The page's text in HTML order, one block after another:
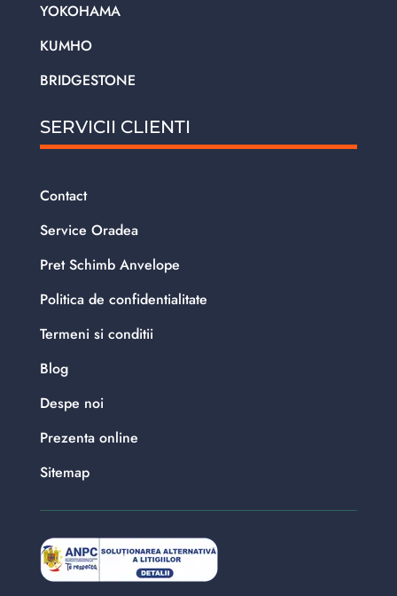
YOKOHAMA
KUMHO
BRIDGESTONE
SERVICII CLIENTI
Contact
Service Oradea
Pret Schimb Anvelope
Politica de confidentialitate
Termeni si conditii
Blog
Despe noi
Prezenta online
Sitemap